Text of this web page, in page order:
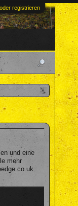
registrieren
und eine
mehr